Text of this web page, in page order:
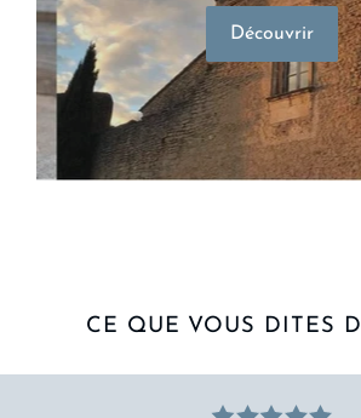
Découvrir
CE QUE VOUS DITES